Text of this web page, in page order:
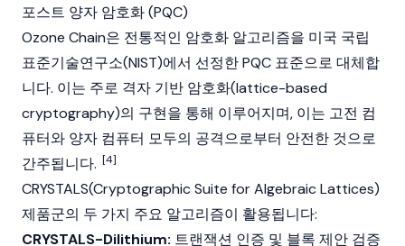
포스트 양자 암호화 (PQC)
Ozone Chain은 전통적인 암호화 알고리즘을 미국 국립
표준기술연구소(NIST)에서 선정한 PQC 표준으로 대체합
니다. 이는 주로 격자 기반 암호화(lattice-based
cryptography)의 구현을 통해 이루어지며, 이는 고전 컴
퓨터와 양자 컴퓨터 모두의 공격으로부터 안전한 것으로
간주됩니다. [4]
CRYSTALS(Cryptographic Suite for Algebraic Lattices)
제품군의 두 가지 주요 알고리즘이 활용됩니다:
CRYSTALS-Dilithium: 트랜잭션 인증 및 블록 제안 검증